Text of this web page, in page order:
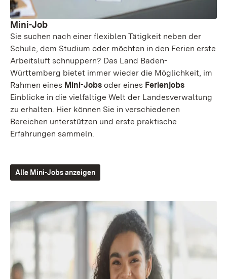
Mini-Job
Sie suchen nach einer flexiblen Tätigkeit neben der
Schule, dem Studium oder möchten in den Ferien erste
Arbeitsluft schnuppern? Das Land Baden-
Württemberg bietet immer wieder die Möglichkeit, im
Rahmen eines Mini-Jobs oder eines Ferienjobs
Einblicke in die vielfältige Welt der Landesverwaltung
zu erhalten. Hier können Sie in verschiedenen
Bereichen unterstützen und erste praktische
Erfahrungen sammeln.
Alle Mini-Jobs anzeigen